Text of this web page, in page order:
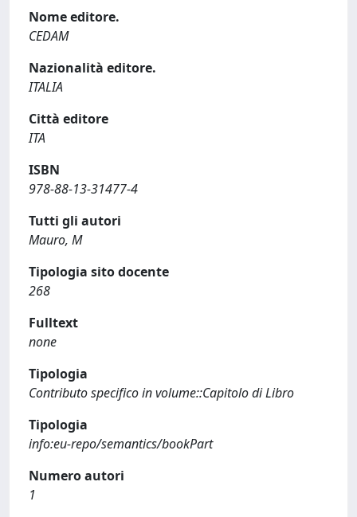
Nome editore.
CEDAM
Nazionalità editore.
ITALIA
Città editore
ITA
ISBN
978-88-13-31477-4
Tutti gli autori
Mauro, M
Tipologia sito docente
268
Fulltext
none
Tipologia
Contributo specifico in volume::Capitolo di Libro
Tipologia
info:eu-repo/semantics/bookPart
Numero autori
1